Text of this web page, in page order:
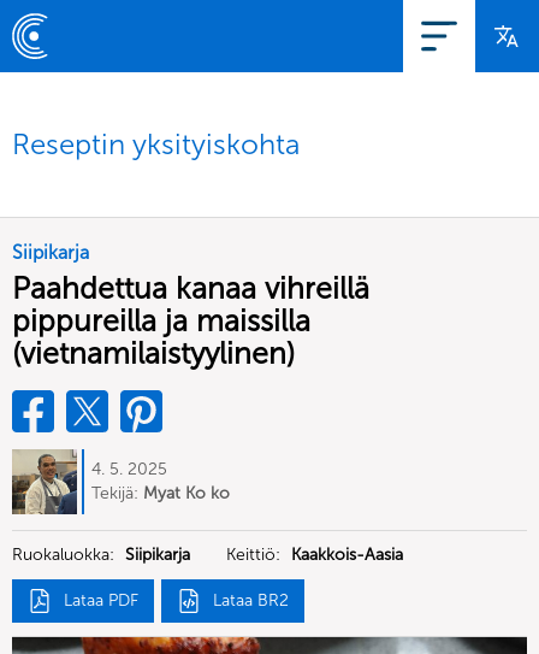
Reseptin yksityiskohta
Siipikarja
Paahdettua kanaa vihreillä
pippureilla ja maissilla
(vietnamilaistyylinen)
4. 5. 2025
Tekijä: Myat Ko ko
Ruokaluokka: Siipikarja Keittiö: Kaakkois-Aasia
Lataa PDF Lataa BR2